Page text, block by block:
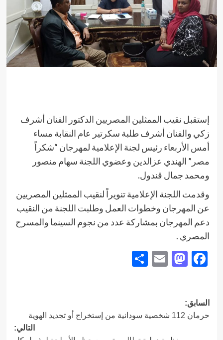
إستقبل نقيب الممثلين المصريين الدكتور الفنان أشرف
زكي والفنان أشرف طلبة سكرتير عام النقابة مساء
أمس الأربعاء رئيس لجنة الإعلامية لمهرجان “شكراً
مصر” الهندي عزالدين وعضوي اللجنة سهام منصور
ومحمد جمال قندول.
وقدمت اللجنة الإعلامية تنويراً لنقيب الممثلين المصريين
عن المهرجان وخطوات العمل وطلبت اللجنة من النقيب
دعم المهرجان بمشاركة عدد من نجوم السينما والمسرح
المصري .
Facebook
Mastodon
Email
تصفّح
المقالات
السابق:
حرمان 112 شخصية سودانية من إستخراج أو تجديد الهوية
التالي: